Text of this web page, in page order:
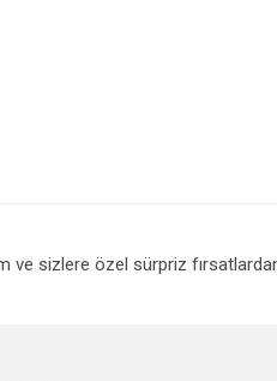
ve sizlere özel sürpriz